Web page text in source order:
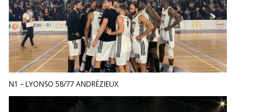
N1 – LYONSO 58/77 ANDRÉZIEUX